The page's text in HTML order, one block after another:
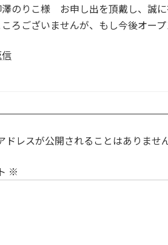
のりこ様 お申し出を頂戴し、誠に
ころございませんが、もし今後オー
ドレスが公開されることはありません
※